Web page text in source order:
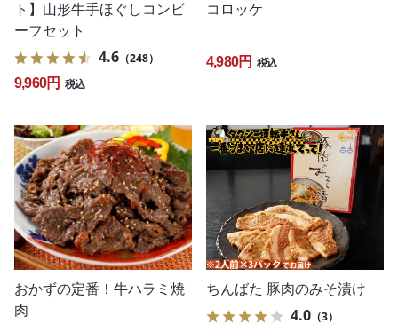
ト】山形牛手ほぐしコンビ
ーフセット
4.6 （248）
9,960円 税込
コロッケ
4,980円 税込
おかずの定番！牛ハラミ焼
肉
ちんばた 豚肉のみそ漬け
4.0 （3）